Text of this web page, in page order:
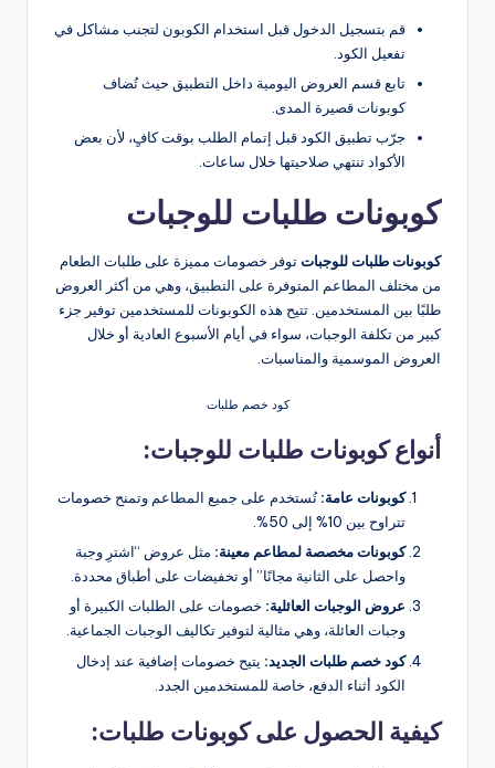
قم بتسجيل الدخول قبل استخدام الكوبون لتجنب مشاكل في
تفعيل الكود.
تابع قسم العروض اليومية داخل التطبيق حيث تُضاف
كوبونات قصيرة المدى.
جرّب تطبيق الكود قبل إتمام الطلب بوقت كافٍ، لأن بعض
الأكواد تنتهي صلاحيتها خلال ساعات.
كوبونات طلبات للوجبات
كوبونات طلبات للوجباتتوفر خصومات مميزة على طلبات الطعام
من مختلف المطاعم المتوفرة على التطبيق، وهي من أكثر العروض
طلبًا بين المستخدمين. تتيح هذه الكوبونات للمستخدمين توفير جزء
كبير من تكلفة الوجبات، سواء في أيام الأسبوع العادية أو خلال
العروض الموسمية والمناسبات.
كود خصم طلبات
أنواع كوبونات طلبات للوجبات:
كوبونات عامة: تُستخدم على جميع المطاعم وتمنح خصومات
تتراوح بين 10% إلى 50%.
كوبونات مخصصة لمطاعم معينة: مثل عروض “اشترِ وجبة
واحصل على الثانية مجانًا” أو تخفيضات على أطباق محددة.
عروض الوجبات العائلية: خصومات على الطلبات الكبيرة أو
وجبات العائلة، وهي مثالية لتوفير تكاليف الوجبات الجماعية​.
كود خصم طلبات الجديد: يتيح خصومات إضافية عند إدخال
الكود أثناء الدفع، خاصة للمستخدمين الجدد​.
كيفية الحصول على كوبونات طلبات: